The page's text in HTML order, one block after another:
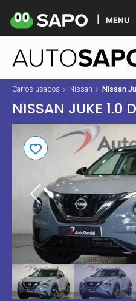
MENU
Carros usados Nissan Nissan
NISSAN JUKE 1.0